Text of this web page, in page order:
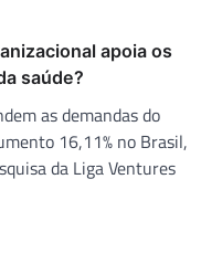
apoia os
saúde?
as demandas do
16,11% no Brasil,
da Liga Ventures